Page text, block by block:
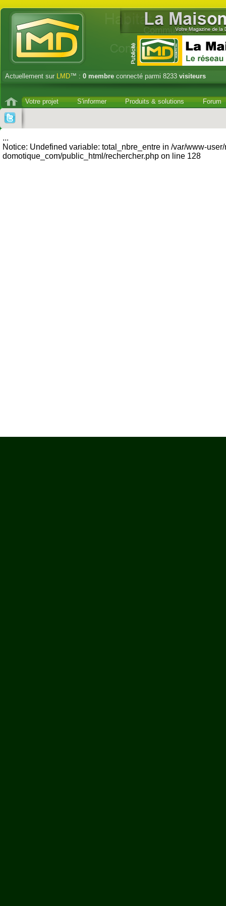
Actuellement sur LMD™ : 0 membre connecté parmi 8233 visiteurs
Votre projet S'informer Produits & solutions Forum
...
Notice: Undefined variable: total_nbre_entre in /var/www-
domotique_com/public_html/rechercher.php on line 128